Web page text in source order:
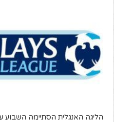
הליגה האנגלית הסתיימה